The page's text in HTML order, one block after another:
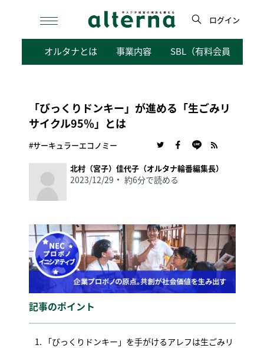
検
ログイン
オルタナとは 事業内容 SBL（有料会員向けサ
「びっくりドンキー」が進める「生ごみリ
サイクル95％」とは
#サーキュラーエコノミー
北村（宮子）佳代子（オルタナ輪番編集長）
2023/12/29 約6分で読める
記事のポイント
「びっくりドンキー」を手がけるアレフは生ごみリ